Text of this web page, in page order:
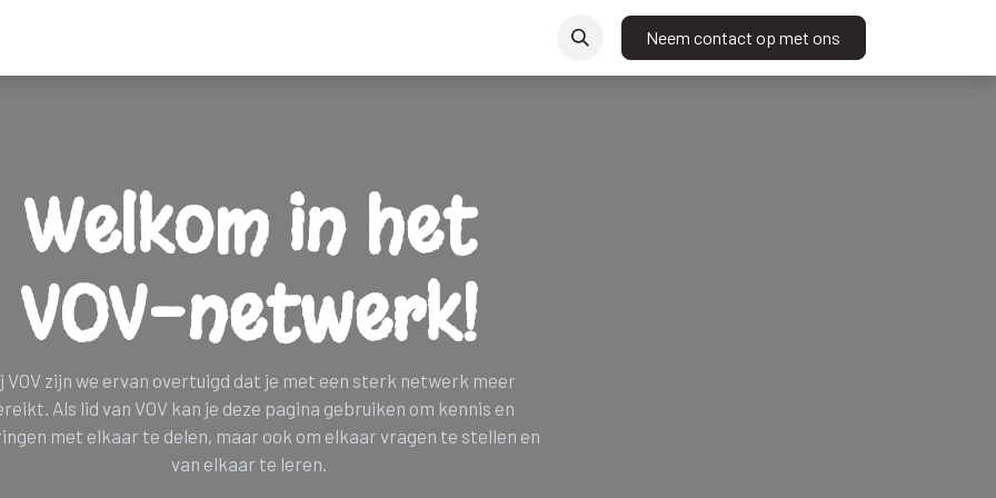
Neem contact op met ons
Welkom in het
VOV-netwerk!
VOV zijn we ervan overtuigd dat je met een sterk netwerk meer
Als lid van VOV kan je deze pagina gebruiken om kennis en
met elkaar te delen, maar ook om elkaar vragen te stellen en
van elkaar te leren.